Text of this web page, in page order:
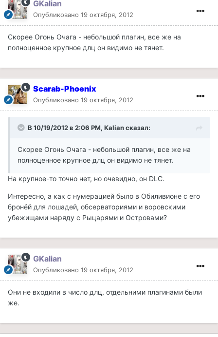
GKalian
Опубликовано 19 октября, 2012
Скорее Огонь Очага - небольшой плагин, все же на
полноценное крупное длц он видимо не тянет.
Scarab-Phoenix
Опубликовано 19 октября, 2012
В 10/19/2012 в 2:06 PM, Kalian сказал:
Скорее Огонь Очага - небольшой плагин, все же на
полноценное крупное длц он видимо не тянет.
На крупное-то точно нет, но очевидно, он DLC.
Интересно, а как с нумерацией было в Обиливионе с его
бронёй для лошадей, обсерваториями и воровскими
убежищами наряду с Рыцарями и Островами?
GKalian
Опубликовано 19 октября, 2012
Они не входили в число длц, отдельними плагинами были
же.